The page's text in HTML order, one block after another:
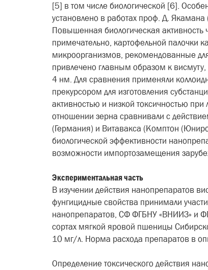
[5] в том числе биологической [6].
установлено в работах проф. Д.
Повышенная биологическая
примечательно, картофельной палочки
микроорганизмов, рекомендованные
привлечено главным образом к
4 нм. Для сравнения применяли
прекурсором для изготовления
активностью и низкой токсичностью
отношении зерна сравнивали с
(Германия) и Витавакса (Комптон
биологической эффективности
возможности импортозамещения
Экспериментальная часть
В изучении действия нанопрепаратов
фунгицидные свойства принимали
нанопрепаратов, СФ ФГБНУ «ВНИИЗ» и
сортах мягкой яровой пшеницы
10 мг/л. Норма расхода препаратов в
Определение токсического действия